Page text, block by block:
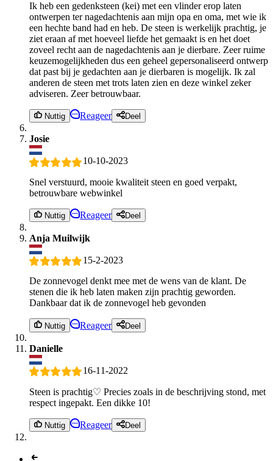
Ik heb een gedenksteen (kei) met een vlinder erop laten
ontwerpen ter nagedachtenis aan mijn opa en oma, met wie ik
een hechte band had en heb. De steen is werkelijk prachtig, je
ziet eraan af met hoeveel liefde het gemaakt is en het doet
zoveel recht aan de nagedachtenis aan je dierbare. Zeer ruime
keuzemogelijkheden dus een geheel gepersonaliseerd ontwerp
dat past bij je gedachten aan je dierbaren is mogelijk. Ik zal
anderen de steen met trots laten zien en deze winkel zeker
adviseren. Zeer betrouwbaar.
Nuttig Reageer Deel
Josie
10-10-2023
Snel verstuurd, mooie kwaliteit steen en goed verpakt,
betrouwbare webwinkel
Nuttig Reageer Deel
Anja Muilwijk
15-2-2023
De zonnevogel denkt mee met de wens van de klant. De
stenen die ik heb laten maken zijn prachtig geworden.
Dankbaar dat ik de zonnevogel heb gevonden
Nuttig Reageer Deel
Danielle
16-11-2022
Steen is prachtig♡ Precies zoals in de beschrijving stond, met
respect ingepakt. Een dikke 10!
Nuttig Reageer Deel